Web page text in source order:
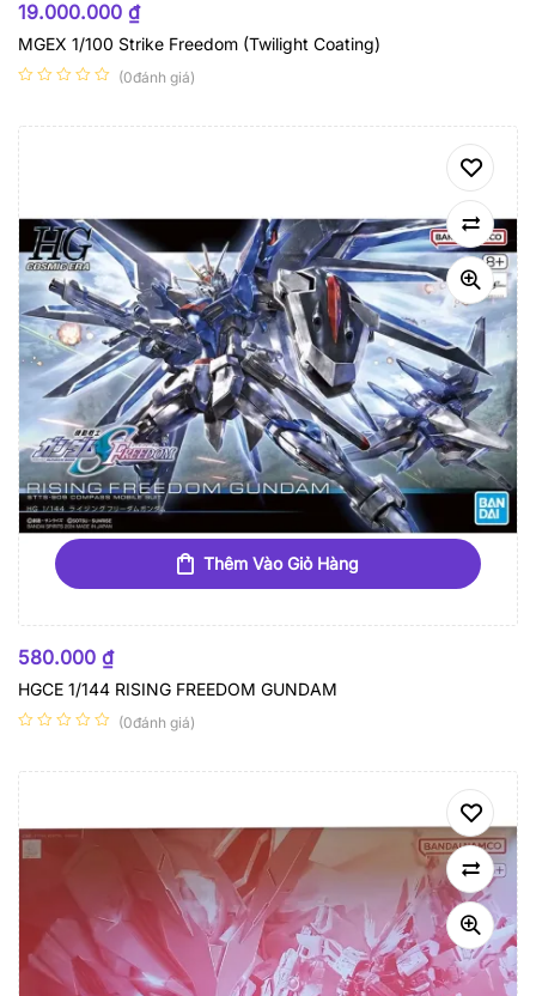
19.000.000 ₫
MGEX 1/100 Strike Freedom (Twilight Coating)
(0đánh giá)
Thêm Vào Giỏ Hàng
580.000 ₫
HGCE 1/144 RISING FREEDOM GUNDAM
(0đánh giá)